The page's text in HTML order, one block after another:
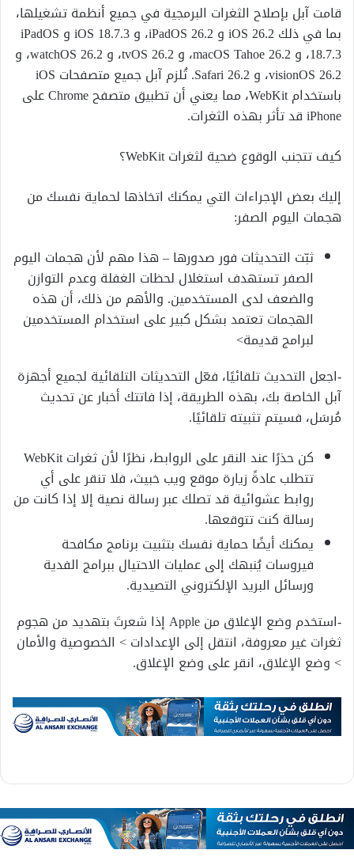
قامت آبل بإصلاح الثغرات البرمجية في جميع أنظمة تشغيلها،
بما في ذلك iOS 26.2 و iPadOS 26.2، و iOS 18.7.3 و iPadOS
18.7.3، و macOS Tahoe 26.2، و tvOS 26.2، و watchOS 26.2، و
visionOS 26.2، و Safari 26.2. تُلزم آبل جميع متصفحات iOS
باستخدام WebKit، مما يعني أن تطبيق متصفح Chrome على
iPhone قد تأثر بهذه الثغرات.
كيف تتجنب الوقوع ضحية لثغرات WebKit؟
إليك بعض الإجراءات التي يمكنك اتخاذها لحماية نفسك من
هجمات اليوم الصفر:
ثبّت التحديثات فور صدورها – هذا مهم لأن هجمات اليوم
الصفر تستهدف استغلال لحظات الغفلة وعدم التوازن
والضعف لدى المستخدمين. والأهم من ذلك، أن هذه
الهجمات تعتمد بشكل كبير على استخدام المستخدمين
لبرامج قديمة>
-اجعل التحديث تلقائيًا، فعّل التحديثات التلقائية لجميع أجهزة
آبل الخاصة بك، بهذه الطريقة، إذا فاتتك أخبار عن تحديث
مُرسَل، فسيتم تثبيته تلقائيًا.
كن حذرًا عند النقر على الروابط، نظرًا لأن ثغرات WebKit
تتطلب عادةً زيارة موقع ويب خبيث، فلا تنقر على أي
روابط عشوائية قد تصلك عبر رسالة نصية إلا إذا كانت من
رسالة كنت تتوقعها.
يمكنك أيضًا حماية نفسك بتثبيت برنامج مكافحة
فيروسات يُنبهك إلى عمليات الاحتيال ببرامج الفدية
ورسائل البريد الإلكتروني التصيدية.
-استخدم وضع الإغلاق من Apple إذا شعرتَ بتهديد من هجوم
ثغرات غير معروفة، انتقل إلى الإعدادات > الخصوصية والأمان
> وضع الإغلاق، انقر على وضع الإغلاق.